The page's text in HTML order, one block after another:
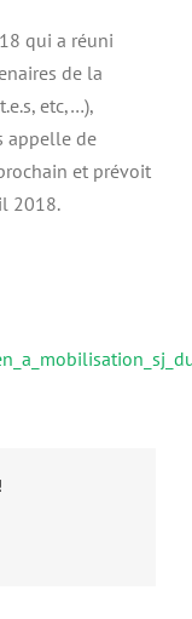
qui a réuni
de la
etc,…),
appelle de
et prévoit
2018.